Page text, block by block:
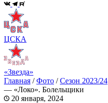
ЦСКА
«Звезда»
Главная /Фото /Сезон 2023/24
— «Локо». Болельщики
20 января, 2024